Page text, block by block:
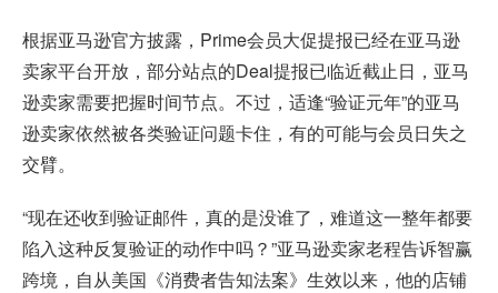
根据亚马逊官方披露，Prime会员大促提报已经在亚马逊
卖家平台开放，部分站点的Deal提报已临近截止日，亚马
逊卖家需要把握时间节点。不过，适逢“验证元年”的亚马
逊卖家依然被各类验证问题卡住，有的可能与会员日失之
交臂。
“现在还收到验证邮件，真的是没谁了，难道这一整年都要
陷入这种反复验证的动作中吗？”亚马逊卖家老程告诉智赢
跨境，自从美国《消费者告知法案》生效以来，他的店铺